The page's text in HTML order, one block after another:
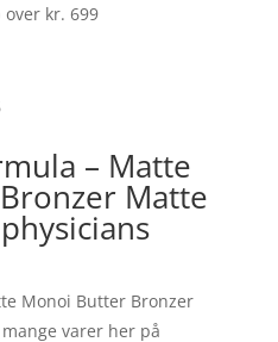
over kr. 699
– Matte
Matte
Monoi Butter Bronzer
varer her på